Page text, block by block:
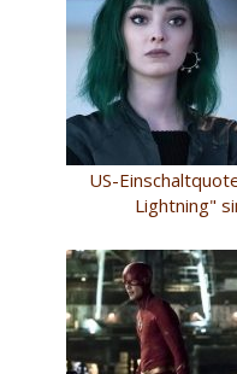
US-
Lightning"